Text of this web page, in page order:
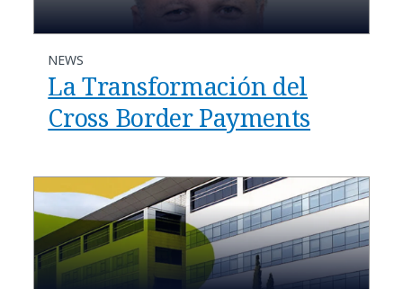
NEWS
La Transformación del
Cross Border Payments